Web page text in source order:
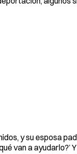
y su esposa
van a ayudarlo?’